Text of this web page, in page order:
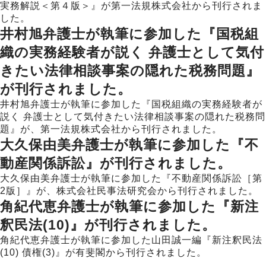
実務解説＜第４版＞』が第一法規株式会社から刊行されま
した。
井村旭弁護士が執筆に参加した『国税組
織の実務経験者が説く 弁護士として気付
きたい法律相談事案の隠れた税務問題』
が刊行されました。
井村旭弁護士が執筆に参加した『国税組織の実務経験者が
説く 弁護士として気付きたい法律相談事案の隠れた税務問
題』が、第一法規株式会社から刊行されました。
大久保由美弁護士が執筆に参加した『不
動産関係訴訟』が刊行されました。
大久保由美弁護士が執筆に参加した『不動産関係訴訟［第
2版］』が、株式会社民事法研究会から刊行されました。
角紀代恵弁護士が執筆に参加した『新注
釈民法(10)』が刊行されました。
角紀代恵弁護士が執筆に参加した山田誠一編『新注釈民法
(10) 債権(3)』が有斐閣から刊行されました。